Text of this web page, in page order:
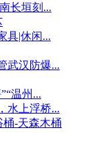
长垣刻...
具|休闲...
武汉防爆...
温州...
水上浮桥...
-天森木桶